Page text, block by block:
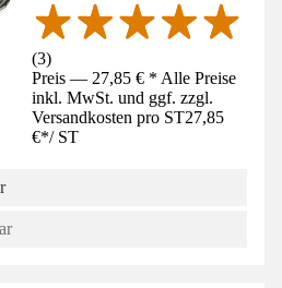
(3)
Preis — 27,85 € * Alle Preise
inkl. MwSt. und ggf. zzgl.
Versandkosten pro ST27,85
€*/ ST